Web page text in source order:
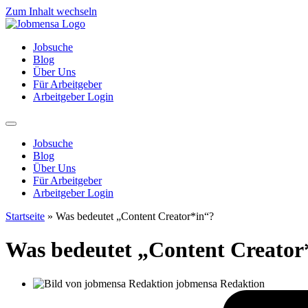
Zum Inhalt wechseln
Jobsuche
Blog
Über Uns
Für Arbeitgeber
Arbeitgeber Login
Jobsuche
Blog
Über Uns
Für Arbeitgeber
Arbeitgeber Login
Startseite » Was bedeutet „Content Creator*in“?
Was bedeutet „Content
jobmensa Redaktion